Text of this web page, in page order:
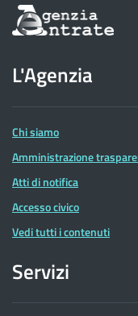
Informazioni
sul
dell'Agenzia
delle
Entrate
L'Agenzia
Chi siamo
Amministrazione
Atti di notifica
Accesso civico
Vedi tutti i contenuti
Servizi